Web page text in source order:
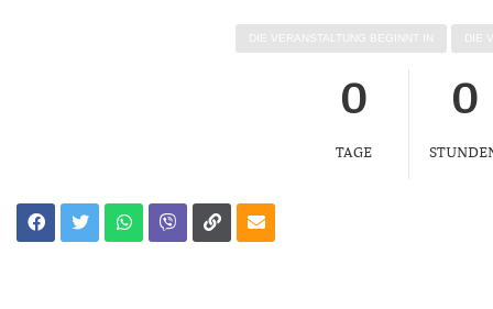
DIE VER­AN­STAL­TUNG BEGINNT IN DIE
0
TAGE
0